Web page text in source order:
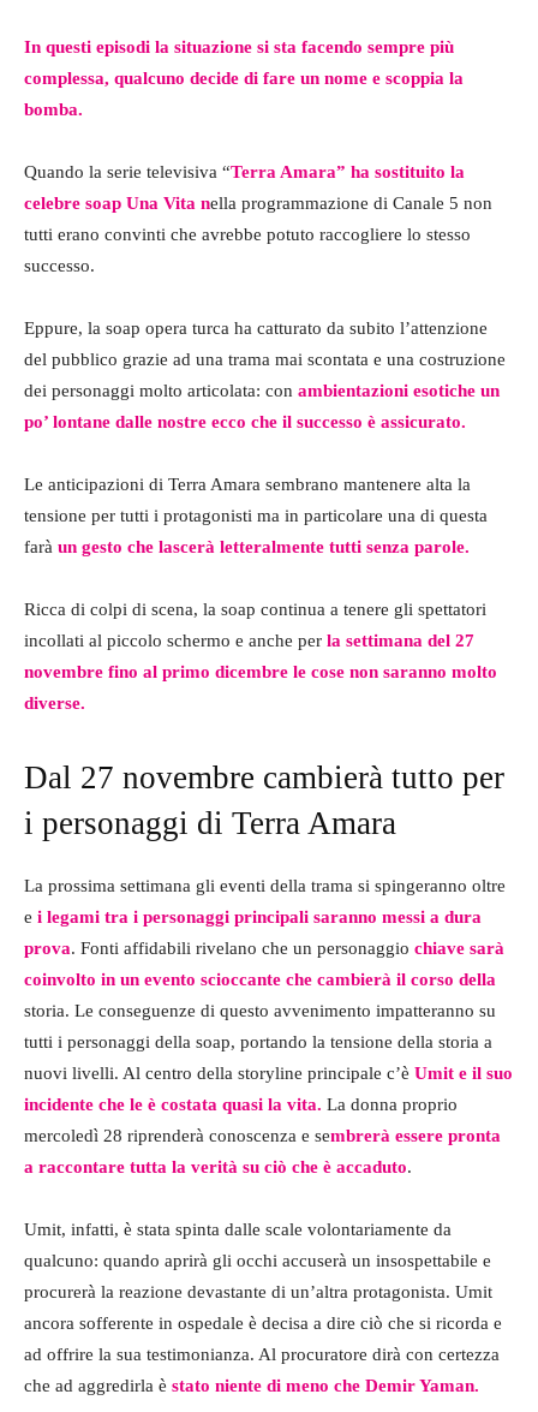
In questi episodi la situazione si sta facendo sempre più
complessa, qualcuno decide di fare un nome e scoppia la
bomba.
Quando la serie televisiva “Terra Amara” ha sostituito la
celebre soap Una Vita nella programmazione di Canale 5 non
tutti erano convinti che avrebbe potuto raccogliere lo stesso
successo.
Eppure, la soap opera turca ha catturato da subito l’attenzione
del pubblico grazie ad una trama mai scontata e una costruzione
dei personaggi molto articolata: con ambientazioni esotiche un
po’ lontane dalle nostre ecco che il successo è assicurato.
Le anticipazioni di Terra Amara sembrano mantenere alta la
tensione per tutti i protagonisti ma in particolare una di questa
farà un gesto che lascerà letteralmente tutti senza parole.
Ricca di colpi di scena, la soap continua a tenere gli spettatori
incollati al piccolo schermo e anche per la settimana del 27
novembre fino al primo dicembre le cose non saranno molto
diverse.
Dal 27 novembre cambierà tutto per
i personaggi di Terra Amara
La prossima settimana gli eventi della trama si spingeranno oltre
e i legami tra i personaggi principali saranno messi a dura
prova. Fonti affidabili rivelano che un personaggio chiave sarà
coinvolto in un evento scioccante che cambierà il corso della
storia. Le conseguenze di questo avvenimento impatteranno su
tutti i personaggi della soap, portando la tensione della storia a
nuovi livelli. Al centro della storyline principale c’è Umit e il suo
incidente che le è costata quasi la vita. La donna proprio
mercoledì 28 riprenderà conoscenza e sembrerà essere pronta
a raccontare tutta la verità su ciò che è accaduto.
Umit, infatti, è stata spinta dalle scale volontariamente da
qualcuno: quando aprirà gli occhi accuserà un insospettabile e
procurerà la reazione devastante di un’altra protagonista. Umit
ancora sofferente in ospedale è decisa a dire ciò che si ricorda e
ad offrire la sua testimonianza. Al procuratore dirà con certezza
che ad aggredirla è stato niente di meno che Demir Yaman.